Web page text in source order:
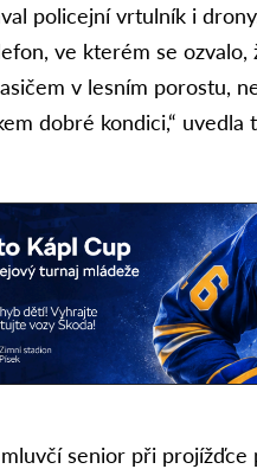
policejní vrtulník i
ve kterém se ozvalo,
v lesním porostu,
dobré kondici,“ uvedla
senior při projížďce